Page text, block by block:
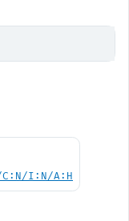
C:N/I:N/A:H